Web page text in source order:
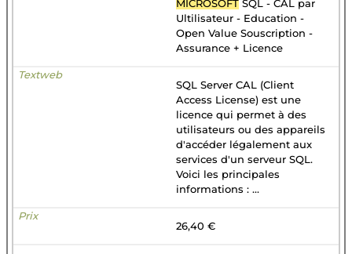
MICROSOFT SQL - CAL par
Ultilisateur - Education -
Open Value Souscription -
Assurance + Licence
SQL Server CAL (Client
Access License) est une
licence qui permet à des
utilisateurs ou des appareils
d'accéder légalement aux
services d'un serveur SQL.
Voici les principales
informations : ...
26,40 €